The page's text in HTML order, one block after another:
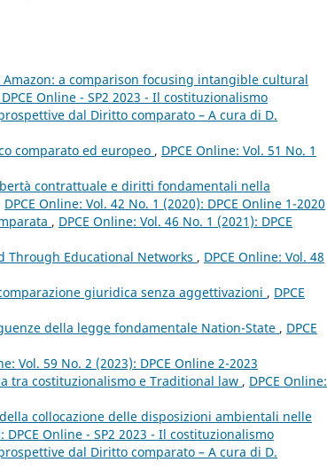
a comparison focusing intangible cultural
Online - SP2 2023 - Il costituzionalismo
dal Diritto comparato – A cura di D.
comparato ed europeo , DPCE Online: Vol. 51 No. 1
contrattuale e diritti fondamentali nella
DPCE Online: Vol. 42 No. 1 (2020): DPCE Online 1-2020
, DPCE Online: Vol. 46 No. 1 (2021): DPCE
Through Educational Networks , DPCE Online: Vol. 48
giuridica senza aggettivazioni , DPCE
della legge fondamentale Nation-State , DPCE
Vol. 59 No. 2 (2023): DPCE Online 2-2023
tra costituzionalismo e Traditional law , DPCE Online:
collocazione delle disposizioni ambientali nelle
DPCE Online - SP2 2023 - Il costituzionalismo
dal Diritto comparato – A cura di D.